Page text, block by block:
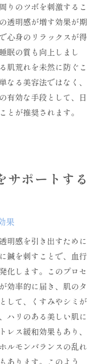
りのツボを刺激するこ
透明感が増す効果が期
心身のリラックスが得
眠の質も向上しまし
肌荒れを未然に防ぐこ
なる美容法ではなく、
有効な手段として、日
とが推奨されます。
サポートする
果
明感を引き出すために
鍼を刺すことで、血行
化します。このプロセ
効率的に届き、肌のタ
して、くすみやシミが
ハリのある美しい肌に
レス緩和効果もあり、
ルモンバランスの乱れ
あります。このよう